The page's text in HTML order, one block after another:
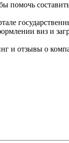
помочь
виз и
и отзывы о